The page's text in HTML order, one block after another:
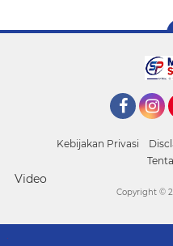
Kebijakan Privasi
Video
Copyright ©